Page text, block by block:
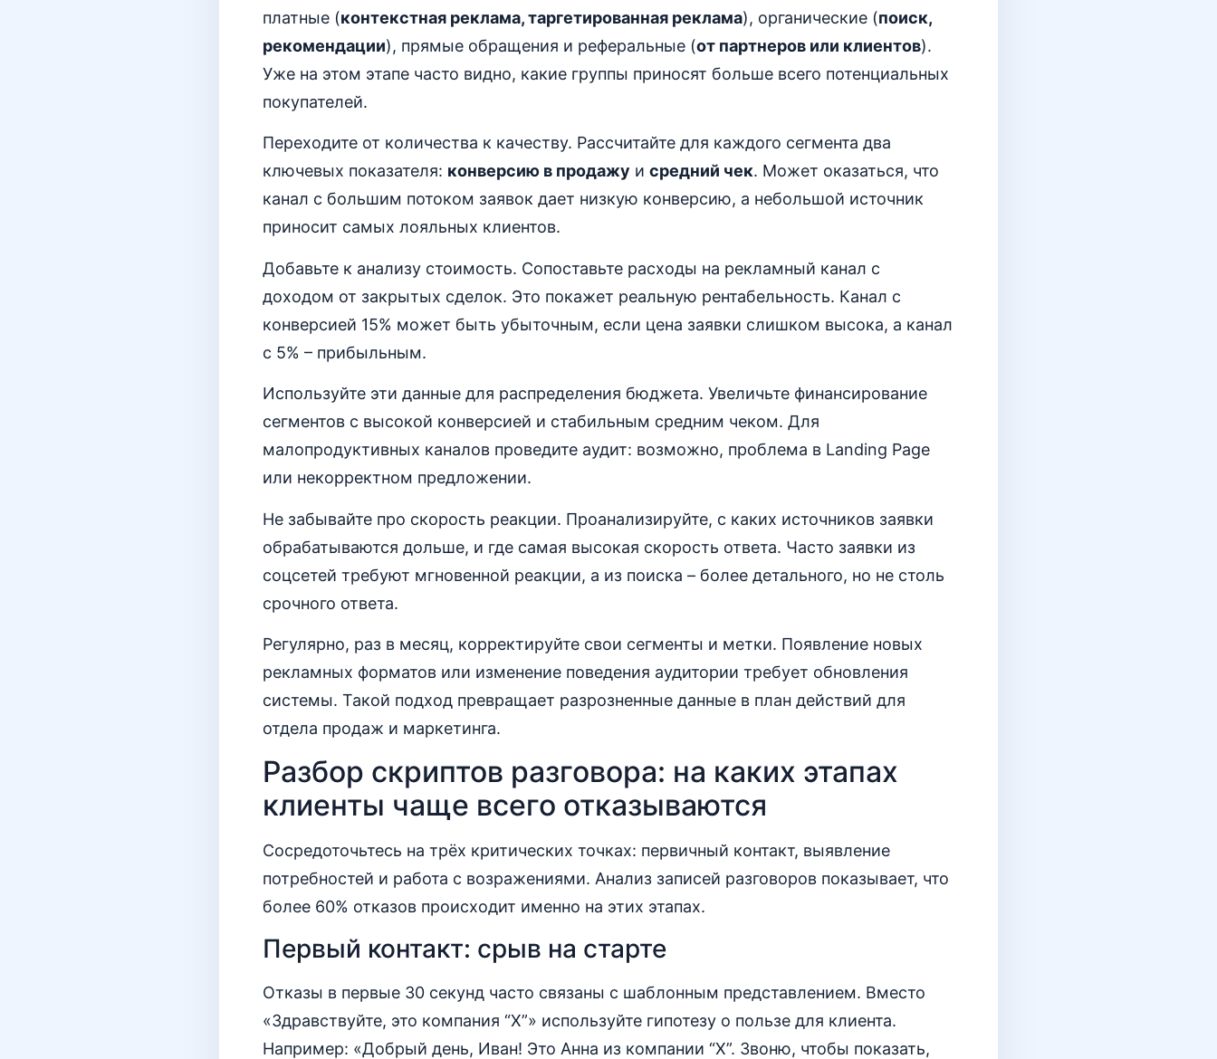
платные (контекстная реклама, таргетированная реклама), органические (поиск,
рекомендации), прямые обращения и реферальные (от партнеров или клиентов).
Уже на этом этапе часто видно, какие группы приносят больше всего потенциальных
покупателей.
Переходите от количества к качеству. Рассчитайте для каждого сегмента два
ключевых показателя: конверсию в продажу и средний чек. Может оказаться, что
канал с большим потоком заявок дает низкую конверсию, а небольшой источник
приносит самых лояльных клиентов.
Добавьте к анализу стоимость. Сопоставьте расходы на рекламный канал с
доходом от закрытых сделок. Это покажет реальную рентабельность. Канал с
конверсией 15% может быть убыточным, если цена заявки слишком высока, а канал
с 5% – прибыльным.
Используйте эти данные для распределения бюджета. Увеличьте финансирование
сегментов с высокой конверсией и стабильным средним чеком. Для
малопродуктивных каналов проведите аудит: возможно, проблема в Landing Page
или некорректном предложении.
Не забывайте про скорость реакции. Проанализируйте, с каких источников заявки
обрабатываются дольше, и где самая высокая скорость ответа. Часто заявки из
соцсетей требуют мгновенной реакции, а из поиска – более детального, но не столь
срочного ответа.
Регулярно, раз в месяц, корректируйте свои сегменты и метки. Появление новых
рекламных форматов или изменение поведения аудитории требует обновления
системы. Такой подход превращает разрозненные данные в план действий для
отдела продаж и маркетинга.
Разбор скриптов разговора: на каких этапах
клиенты чаще всего отказываются
Сосредоточьтесь на трёх критических точках: первичный контакт, выявление
потребностей и работа с возражениями. Анализ записей разговоров показывает, что
более 60% отказов происходит именно на этих этапах.
Первый контакт: срыв на старте
Отказы в первые 30 секунд часто связаны с шаблонным представлением. Вместо
«Здравствуйте, это компания “X”» используйте гипотезу о пользе для клиента.
Например: «Добрый день, Иван! Это Анна из компании “X”. Звоню, чтобы показать,